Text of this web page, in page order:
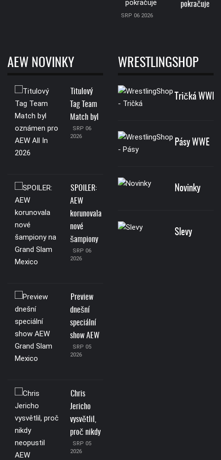
pokračuje
SRP 06 2026
AEW NOVINKY
Titulový
Tag Team
Match byl
SRP 06
2026
SPOILER:
AEW
korunovala
nové
šampiony
SRP 06
2026
Preview
dnešní
speciální
show AEW
SRP 05
2026
Chris
Jericho
vysvětlil,
proč nikdy
SRP 05
2026
WRESTLINGSHOP
Tričká WWE
Pásy WWE
Novinky
Slevy